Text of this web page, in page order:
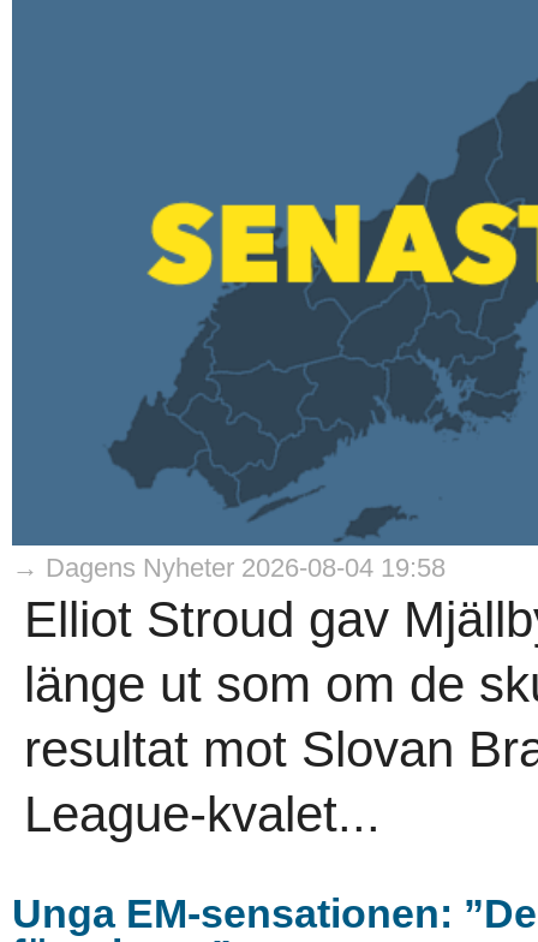
→ Dagens Nyheter 2026-08-04 19:58
Elliot Stroud gav
länge ut som om de
resultat mot Slovan
League-kvalet...
Unga EM-sensationen: